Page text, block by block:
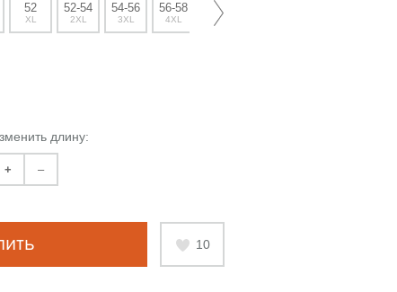
52
XL
52-54
2XL
54-56
3XL
56-58
4XL
60
5XL
длину:
+ –
10